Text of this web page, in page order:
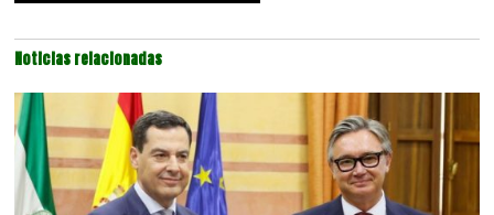
Noticias relacionadas